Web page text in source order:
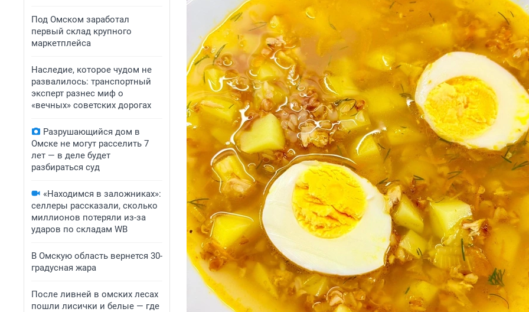
Под Омском заработал
первый склад крупного
маркетплейса
Наследие, которое чудом не
развалилось: транспортный
эксперт разнес миф о
«вечных» советских дорогах
Разрушающийся дом в
Омске не могут расселить 7
лет — в деле будет
разбираться суд
«Находимся в заложниках»:
селлеры рассказали, сколько
миллионов потеряли из-за
ударов по складам WB
В Омскую область вернется 30-
градусная жара
После ливней в омских лесах
пошли лисички и белые — где